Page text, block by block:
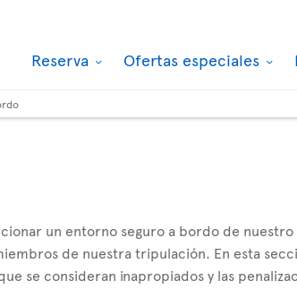
Reserva Ofertas especiales
un entorno seguro a bordo de nuestro
de nuestra tripulación. En esta
se consideran inapropiados y las